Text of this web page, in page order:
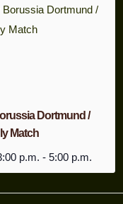
Dortmund /
Match
p.m. - 5:00 p.m.